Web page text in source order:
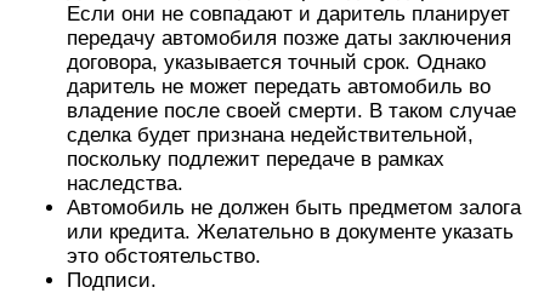
Если они не совпадают и даритель планирует
передачу автомобиля позже даты заключения
договора, указывается точный срок. Однако
даритель не может передать автомобиль во
владение после своей смерти. В таком случае
сделка будет признана недействительной,
поскольку подлежит передаче в рамках
наследства.
Автомобиль не должен быть предметом залога
или кредита. Желательно в документе указать
это обстоятельство.
Подписи.